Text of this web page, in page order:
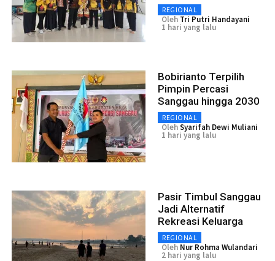
REGIONAL
Oleh Tri Putri Handayani
1 hari yang lalu
Bobirianto Terpilih
Pimpin Percasi
Sanggau hingga 2030
REGIONAL
OlehSyarifah Dewi Muliani
1 hari yang lalu
Pasir Timbul Sanggau
Jadi Alternatif
Rekreasi Keluarga
REGIONAL
Oleh Nur Rohma Wulandari
2 hari yang lalu